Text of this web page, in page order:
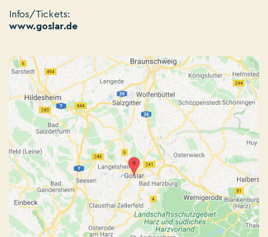
Infos/Tickets:
www.goslar.de